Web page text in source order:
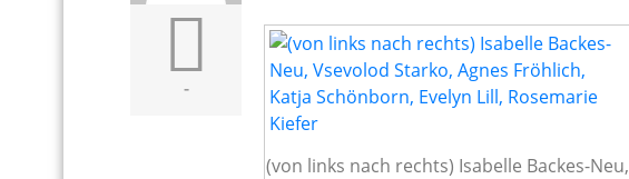
-
(von links nach rechts) Isabelle Backes-Neu,